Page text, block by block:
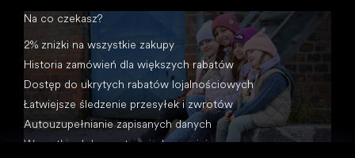
Na co czekasz?
2% zniżki na wszystkie zakupy
Historia zamówień dla większych rabatów
Dostęp do ukrytych rabatów lojalnościowych
Łatwiejsze śledzenie przesyłek i zwrotów
Autouzupełnianie zapisanych danych
Wszystkie dokumenty w jednym miejscu